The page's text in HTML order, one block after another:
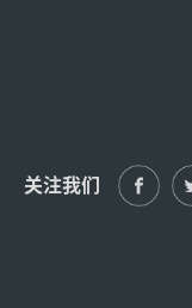
关注我们